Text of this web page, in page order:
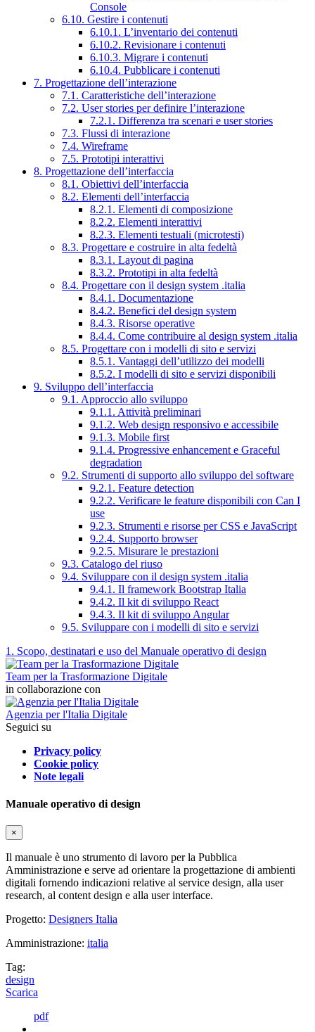
Console
6.10. Gestire i contenuti
6.10.1. L’inventario dei contenuti
6.10.2. Revisionare i contenuti
6.10.3. Migrare i contenuti
6.10.4. Pubblicare i contenuti
7. Progettazione dell’interazione
7.1. Caratteristiche dell’interazione
7.2. User stories per definire l’interazione
7.2.1. Differenza tra scenari e user stories
7.3. Flussi di interazione
7.4. Wireframe
7.5. Prototipi interattivi
8. Progettazione dell’interfaccia
8.1. Obiettivi dell’interfaccia
8.2. Elementi dell’interfaccia
8.2.1. Elementi di composizione
8.2.2. Elementi interattivi
8.2.3. Elementi testuali (microtesti)
8.3. Progettare e costruire in alta fedeltà
8.3.1. Layout di pagina
8.3.2. Prototipi in alta fedeltà
8.4. Progettare con il design system .italia
8.4.1. Documentazione
8.4.2. Benefici del design system
8.4.3. Risorse operative
8.4.4. Come contribuire al design system .italia
8.5. Progettare con i modelli di sito e servizi
8.5.1. Vantaggi dell’utilizzo dei modelli
8.5.2. I modelli di sito e servizi disponibili
9. Sviluppo dell’interfaccia
9.1. Approccio allo sviluppo
9.1.1. Attività preliminari
9.1.2. Web design responsivo e accessibile
9.1.3. Mobile first
9.1.4. Progressive enhancement e Graceful
degradation
9.2. Strumenti di supporto allo sviluppo del software
9.2.1. Feature detection
9.2.2. Verificare le feature disponibili con Can I
use
9.2.3. Strumenti e risorse per CSS e JavaScript
9.2.4. Supporto browser
9.2.5. Misurare le prestazioni
9.3. Catalogo del riuso
9.4. Sviluppare con il design system .italia
9.4.1. Il framework Bootstrap Italia
9.4.2. Il kit di sviluppo React
9.4.3. Il kit di sviluppo Angular
9.5. Sviluppare con i modelli di sito e servizi
1. Scopo, destinatari e uso del Manuale operativo di design
Team per la Trasformazione Digitale
in collaborazione con
Agenzia per l'Italia Digitale
Seguici su
Privacy policy
Cookie policy
Note legali
Manuale operativo di design
×
Il manuale è uno strumento di lavoro per la Pubblica
Amministrazione e serve ad orientare la progettazione di ambienti
digitali fornendo indicazioni relative al service design, alla user
research, al content design e alla user interface.
Progetto: Designers Italia
Amministrazione: italia
Tag:
design
Scarica
pdf